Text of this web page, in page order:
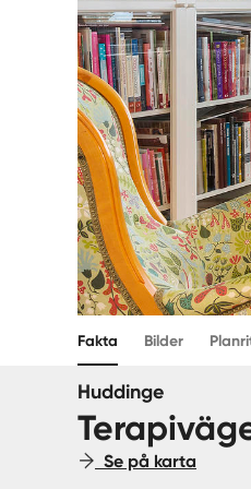
Fakta Bilder
Huddinge
Se på karta